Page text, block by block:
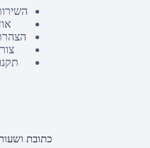
כתובת